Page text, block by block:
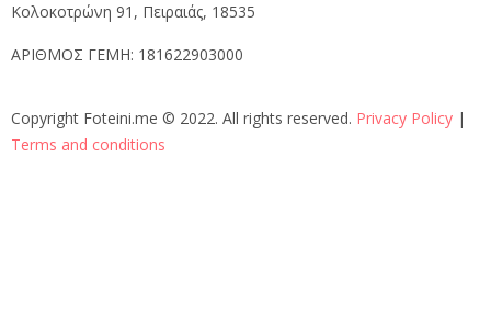
Κολοκοτρώνη 91, Πειραιάς, 18535
ΑΡΙΘΜΟΣ ΓΕΜΗ: 181622903000
Copyright Foteini.me © 2022. All rights reserved. Privacy Policy |
Terms and conditions